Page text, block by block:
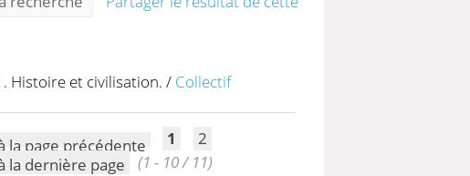
Histoire et civilisation. / Collectif
1
2
(1 - 10 / 11)